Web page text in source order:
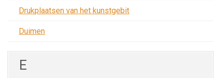
Drukplaatsen van het kunstgebit
Duimen
E